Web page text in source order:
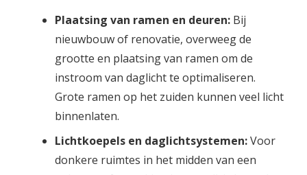
Plaatsing van ramen en deuren:Bij
nieuwbouw of renovatie, overweeg de
grootte en plaatsing van ramen om de
instroom van daglicht te optimaliseren.
Grote ramen op het zuiden kunnen veel licht
binnenlaten.
Lichtkoepels en daglichtsystemen:Voor
donkere ruimtes in het midden van een